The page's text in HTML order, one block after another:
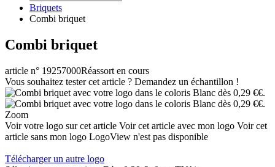
Briquets
Combi briquet
Combi briquet
article n° 19257000Réassort en cours
Vous souhaitez tester cet article ? Demandez un échantillon !
Zoom
Voir votre logo sur cet article Voir cet article avec mon logo Voir cet
article sans mon logo LogoView n'est pas disponible
Télécharger un autre logo